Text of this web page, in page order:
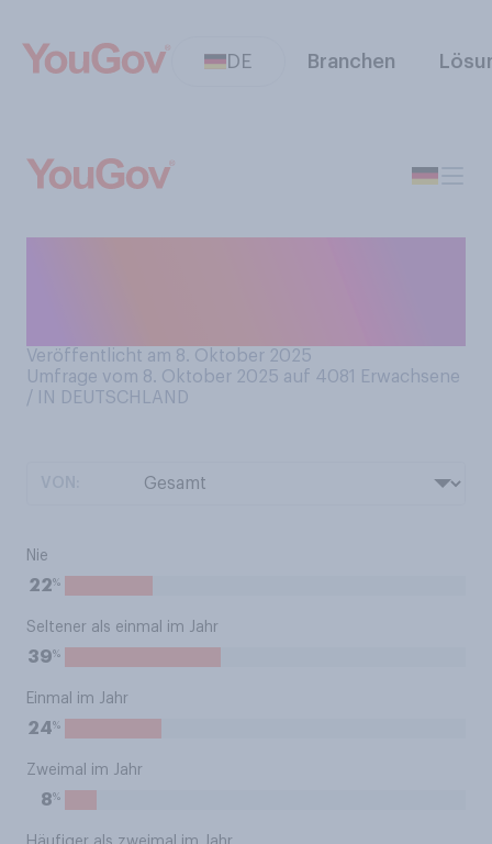
DE Branchen
Veröffentlicht am 8. Oktober 2025
Umfrage vom 8. Oktober 2025 auf 4081
Erwachsene
/ IN DEUTSCHLAND
Nie
22%
Seltener als einmal im Jahr
39%
Einmal im Jahr
24%
Zweimal im Jahr
8%